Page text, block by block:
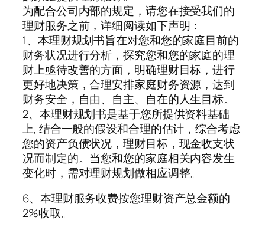
为配合公司内部的规定，请您在接受我们的
理财服务之前，详细阅读如下声明：
1、本理财规划书旨在对您和您的家庭目前的
财务状况进行分析，探究您和您的家庭的理
财上亟待改善的方面，明确理财目标，进行
更好地决策，合理安排家庭财务资源，达到
财务安全，自由、自主、自在的人生目标。
2、本理财规划书是基于您所提供资料基础
上, 结合一般的假设和合理的估计，综合考虑
您的资产负债状况，理财目标，现金收支状
况而制定的。当您和您的家庭相关内容发生
变化时，需对理财规划做相应调整。
6、本理财服务收费按您理财资产总金额的
2%收取。